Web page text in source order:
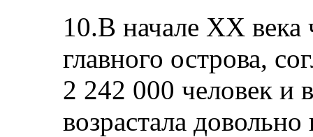
10.В начале ХХ века
главного острова,
2 242 000 человек и
возрастала